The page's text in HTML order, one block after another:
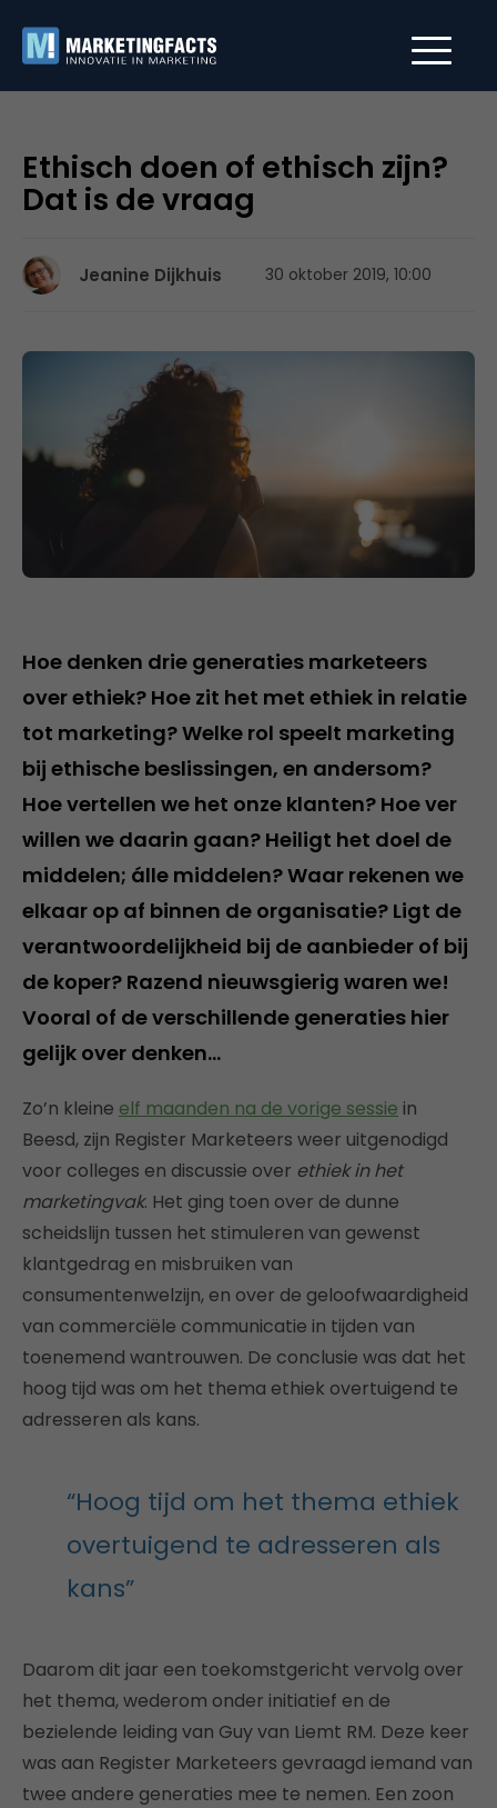
Ethisch doen of ethisch zijn?
Dat is de vraag
Jeanine Dijkhuis 30 oktober 2019, 10:00
Hoe denken drie generaties marketeers
over ethiek? Hoe zit het met ethiek in relatie
tot marketing? Welke rol speelt marketing
bij ethische beslissingen, en andersom?
Hoe vertellen we het onze klanten? Hoe ver
willen we daarin gaan? Heiligt het doel de
middelen; álle middelen? Waar rekenen we
elkaar op af binnen de organisatie? Ligt de
verantwoordelijkheid bij de aanbieder of bij
de koper? Razend nieuwsgierig waren we!
Vooral of de verschillende generaties hier
gelijk over denken…
Zo’n kleine elf maanden na de vorige sessie in
Beesd, zijn Register Marketeers weer uitgenodigd
voor colleges en discussie over ethiek in het
marketingvak. Het ging toen over de dunne
scheidslijn tussen het stimuleren van gewenst
klantgedrag en misbruiken van
consumentenwelzijn, en over de geloofwaardigheid
van commerciële communicatie in tijden van
toenemend wantrouwen. De conclusie was dat het
hoog tijd was om het thema ethiek overtuigend te
adresseren als kans.
“Hoog tijd om het thema ethiek
overtuigend te adresseren als
kans”
Daarom dit jaar een toekomstgericht vervolg over
het thema, wederom onder initiatief en de
bezielende leiding van Guy van Liemt RM. Deze keer
was aan Register Marketeers gevraagd iemand van
twee andere generaties mee te nemen. Een zoon